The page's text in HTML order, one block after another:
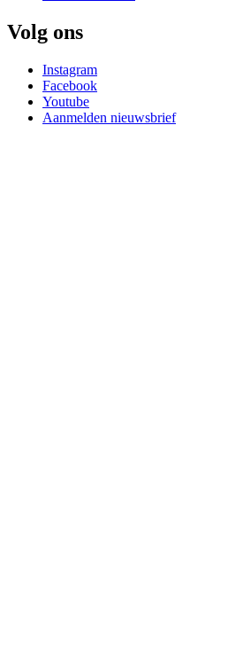
Volg ons
Instagram
Facebook
Youtube
Aanmelden nieuwsbrief